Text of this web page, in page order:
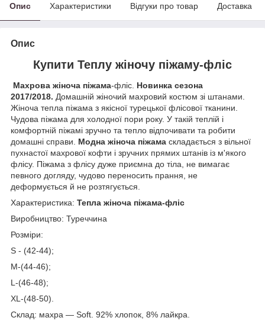
Опис Характеристики Відгуки про товар Доставка
Опис
Купити Теплу жіночу піжаму-фліс
Махрова жіноча піжама-фліс. Новинка сезона
2017/2018. Домашній жіночий махровий костюм зі штанами.
Жіноча тепла піжама з якісної турецької флісової тканини.
Чудова піжама для холодної пори року. У такій теплій і
комфортній піжамі зручно та тепло відпочивати та робити
домашні справи. Модна жіноча піжама складається з вільної
пухнастої махрової кофти і зручних прямих штанів із м'якого
флісу. Піжама з флісу дуже приємна до тіла, не вимагає
певного догляду, чудово переносить прання, не
деформується й не розтягується.
Характеристика: Тепла жіноча піжама-фліс
Виробництво: Туреччина
Розміри:
S - (42-44);
M-(44-46);
L-(46-48);
XL-(48-50).
Склад: махра — Soft. 92% хлопок, 8% лайкра.